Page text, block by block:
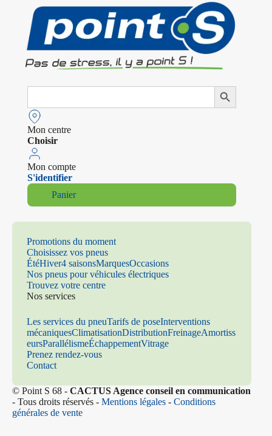
Search
Search Button
Mon centre
Choisir
Mon compte
S'identifier
Panier
Promotions du moment
Choisissez vos pneus
ÉtéHiver4 saisonsMarquesOccasions
Nos pneus pour véhicules électriques
Trouvez votre centre
Nos services
Les services du pneuTarifs de poseInterventions
mécaniquesClimatisationDistributionFreinageAmortiss
eursParallélismeÉchappementVitrage
Prenez rendez-vous
Contact
© Point S 68 - CACTUS Agence conseil en communication
- Tous droits réservés - Mentions légales - Conditions
générales de vente